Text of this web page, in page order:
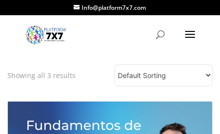
Info@platform7x7.com
Showing all 3 results